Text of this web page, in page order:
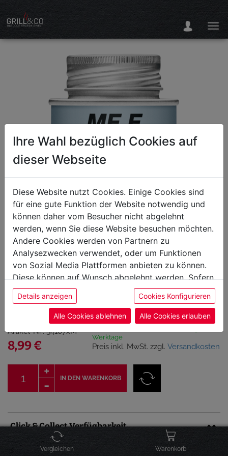
Stay Spiced! Pyramidensalz
- "Schneeflockensalz" / 70g
Artikel-Nr.: 54107xM
8,99 €
Werktage
Preis inkl. MwSt. zzgl. Versandkosten
IN DEN WARENKORB
Click & Collect Verfügbarkeit
Vergleichen Warenkorb
Ihre Wahl bezüglich Cookies auf
dieser Webseite
Diese Website nutzt Cookies. Einige Cookies sind
für eine gute Funktion der Website notwendig und
können daher vom Besucher nicht abgelehnt
werden, wenn Sie diese Website besuchen möchten.
Andere Cookies werden von Partnern zu
Analysezwecken verwendet, oder um Funktionen
von Sozial Media Plattformen anbieten zu können.
Diese können auf Wunsch abgelehnt werden. Sofern
sie unsere Webseite weiter nutzen, geben Sie
Einwilligung zu unseren Cookies.
Details anzeigen Cookies Konfigurieren
Alle Cookies ablehnen Alle Cookies erlauben